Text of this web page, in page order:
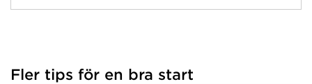
Fler tips för en bra start